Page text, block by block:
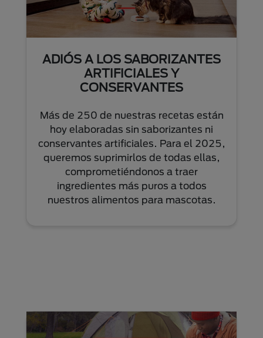
ADIÓS A LOS SABORIZANTES
ARTIFICIALES Y
CONSERVANTES
Más de 250 de nuestras recetas están
hoy elaboradas sin saborizantes ni
conservantes artificiales. Para el 2025,
queremos suprimirlos de todas ellas,
comprometiéndonos a traer
ingredientes más puros a todos
nuestros alimentos para mascotas.